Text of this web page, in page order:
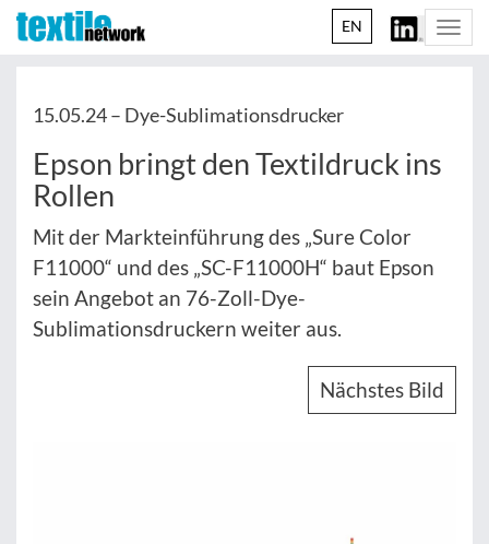
EN
15.05.24 – Dye-Sublimationsdrucker
Epson bringt den Textildruck ins
Rollen
Mit der Markteinführung des „Sure Color
F11000“ und des „SC-F11000H“ baut Epson
sein Angebot an 76-Zoll-Dye-
Sublimationsdruckern weiter aus.
Nächstes Bild